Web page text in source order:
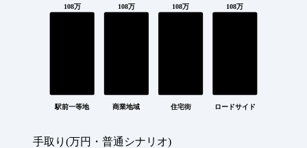
108万
駅前一等地
108万
商業地域
108万
住宅街
108万
ロードサイド
手取り(万円・普通シナリオ)